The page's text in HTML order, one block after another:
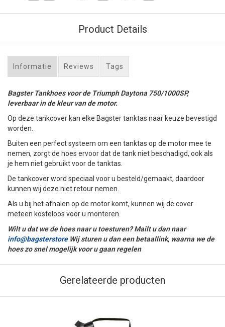
Product Details
Informatie Reviews Tags
Bagster Tankhoes voor de Triumph Daytona 750/1000SP,
leverbaar in de kleur van de motor.
Op deze tankcover kan elke Bagster tanktas naar keuze bevestigd
worden.
Buiten een perfect systeem om een tanktas op de motor mee te
nemen, zorgt de hoes ervoor dat de tank niet beschadigd, ook als
je hem niet gebruikt voor de tanktas.
De tankcover word speciaal voor u besteld/gemaakt, daardoor
kunnen wij deze niet retour nemen.
Als u bij het afhalen op de motor komt, kunnen wij de cover
meteen kosteloos voor u monteren.
Wilt u dat we de hoes naar u toesturen? Mailt u dan naar
info@bagsterstoreWij sturen u dan een betaallink, waarna we de
hoes zo snel mogelijk voor u gaan regelen
Gerelateerde producten